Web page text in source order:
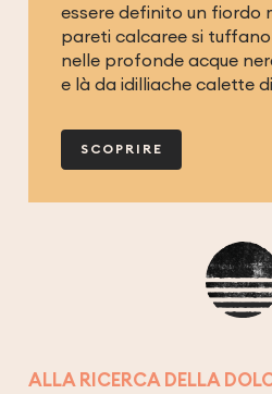
essere definito un fiordo
pareti calcaree si
nelle profonde acque
e là da idilliache calette
SCOPRIRE
ALLA RICERCA DELLA